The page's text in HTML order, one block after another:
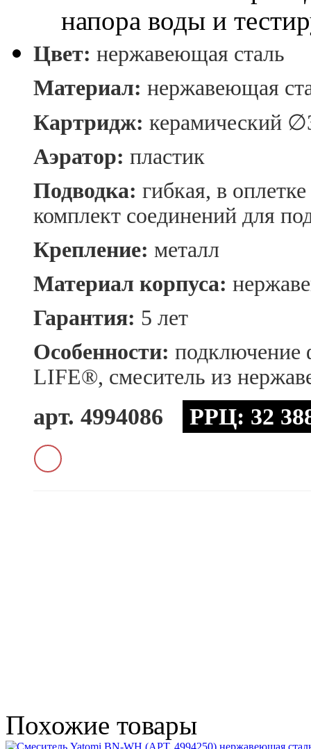
напора воды и
Цвет: нержавеющая сталь
Материал: нержавеющая
Картридж: керамический
Аэратор: пластик
Подводка: гибкая, в
комплект соединений для
Крепление: металл
Материал корпуса:
Гарантия: 5 лет
Особенности: подключение
LIFE®, смеситель из
арт. 4994086 РРЦ: 32
Похожие товары